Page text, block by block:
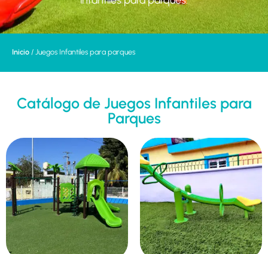
Inicio / Juegos Infantiles para parques
Catálogo de Juegos Infantiles para
Parques